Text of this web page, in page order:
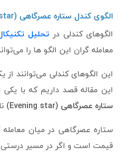
الگوی کندل ستاره عصرگاهی (Evening star)
الگوهای کندلی در تحلیل
معامله گران این الگو ها را
این الگوهای کندلی می‌توانند
این مقاله قصد داریم که با
ستاره عصرگاهی (Evening star
)
ستاره عصرگاهی در میان
قیمت است و اگر در مسیر درستی